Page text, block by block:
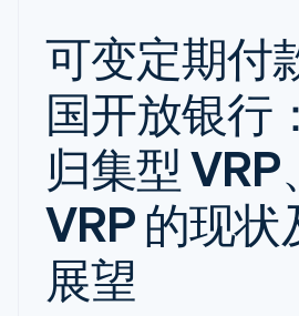
在线支付
Payment links
无代码支付
Checkout
预构建支付界
面
Elements
灵活的 UI 组件
Payment
methods
接入 125+ 种支
付方式
Terminal
经常性收入
按用量计费
订阅管理
Invoicing
一次性或定期
账单
Tax
销售税和增
按应用场景
智能体商务
加密货币
电子商务
嵌入式金融
财务自动化
库与 SDK
Stripe Apps
指南
接受线上付款
实施预置结账流程
构建平台或交易市
指南
支持
获取支持
托管支持方案
专业服务
可变定期付
国开放银行
归集型 VRP
VRP 的现状
展望